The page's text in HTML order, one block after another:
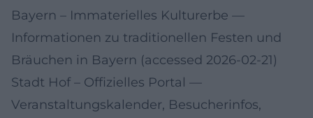
Bayern – Immaterielles Kulturerbe —
Informationen zu traditionellen Festen und
Bräuchen in Bayern (accessed 2026-02-21)
Stadt Hof – Offizielles Portal —
Veranstaltungskalender, Besucherinfos,